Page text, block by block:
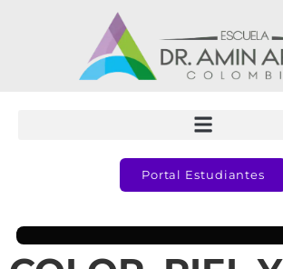
Portal Estudiantes